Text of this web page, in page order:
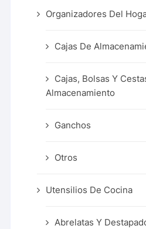
Organizadores Del
Cajas De
Cajas, Bolsas Y
Almacenamiento
Ganchos
Otros
Utensilios De Cocina
Abrelatas Y